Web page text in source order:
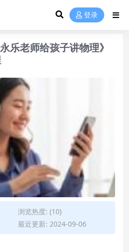
登录
乐老师给孩子讲物理》
浏览热度: (10)
最近更新: 2024-09-06